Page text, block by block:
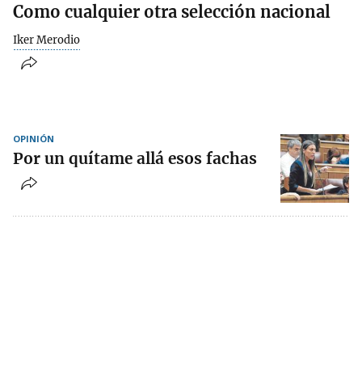
Como cualquier otra selección nacional
Iker Merodio
OPINIÓN
Por un quítame allá esos fachas